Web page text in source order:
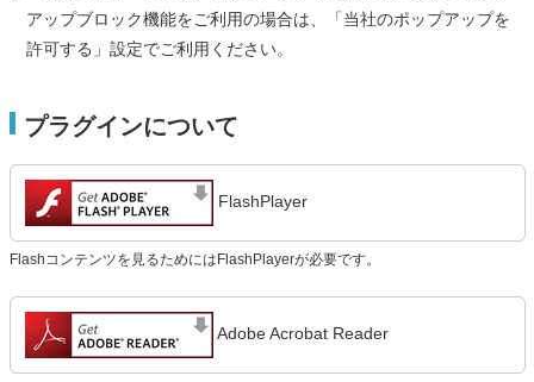
アップブロック機能をご利用の場合は、「当社のポップアップを
許可する」設定でご利用ください。
プラグインについて
FlashPlayer
Flashコンテンツを見るためにはFlashPlayerが必要です。
Adobe Acrobat Reader